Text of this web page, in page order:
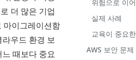
더 많은 기업
마이그레이션함
라우드 환경 보
느 때보다 중요
위험으로 이
실제 사례
교육이 중요
AWS 보안 문